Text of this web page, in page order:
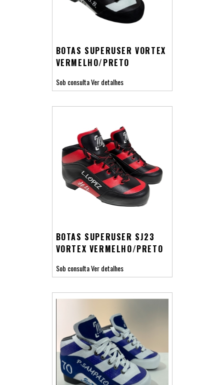
BOTAS SUPERUSER VORTEX
VERMELHO/PRETO
Sob consultaVer detalhes
BOTAS SUPERUSER SJ23
VORTEX VERMELHO/PRETO
Sob consultaVer detalhes